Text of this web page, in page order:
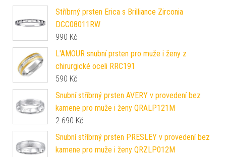
Stříbrný prsten Erica s Brilliance Zirconia
DCC08011RW
990 Kč
L'AMOUR snubní prsten pro muže i ženy z
chirurgické oceli RRC191
590 Kč
Snubní stříbrný prsten AVERY v provedení bez
kamene pro muže i ženy QRALP121M
2 690 Kč
Snubní stříbrný prsten PRESLEY v provedení bez
kamene pro muže i ženy QRZLP012M